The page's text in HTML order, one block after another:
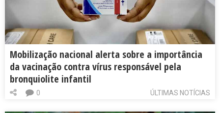
Mobilização nacional alerta sobre a importância
da vacinação contra vírus responsável pela
bronquiolite infantil
ÚLTIMAS NOTÍCIAS
0